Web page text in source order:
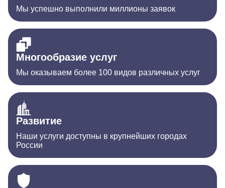
Мы успешно выполнили миллионы заявок
Многообразие услуг
Мы оказываем более 100 видов различных услуг
Развитие
Наши услуги доступны в крупнейших городах
России